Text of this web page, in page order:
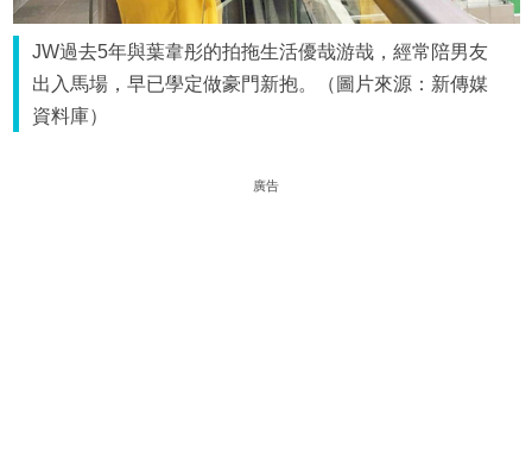
JW過去5年與葉韋彤的拍拖生活優哉游哉，經常陪男友
出入馬場，早已學定做豪門新抱。（圖片來源：新傳媒
資料庫）
廣告